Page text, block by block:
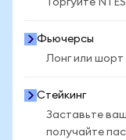
Торгуйте
Фьючерсы
Лонг или шорт
Стейкинг
Заставьте
получайте